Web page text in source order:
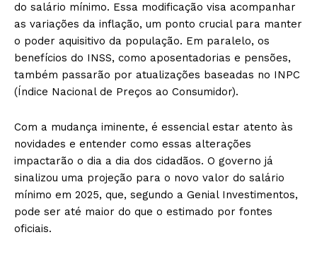
do salário mínimo. Essa modificação visa acompanhar
as variações da inflação, um ponto crucial para manter
o poder aquisitivo da população. Em paralelo, os
benefícios do INSS, como aposentadorias e pensões,
também passarão por atualizações baseadas no INPC
(Índice Nacional de Preços ao Consumidor).
Com a mudança iminente, é essencial estar atento às
novidades e entender como essas alterações
impactarão o dia a dia dos cidadãos. O governo já
sinalizou uma projeção para o novo valor do salário
mínimo em 2025, que, segundo a Genial Investimentos,
pode ser até maior do que o estimado por fontes
oficiais.